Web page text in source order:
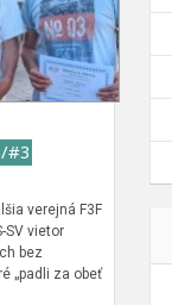
#3
verejná F3F
SV vietor
bez
„padli za obeť